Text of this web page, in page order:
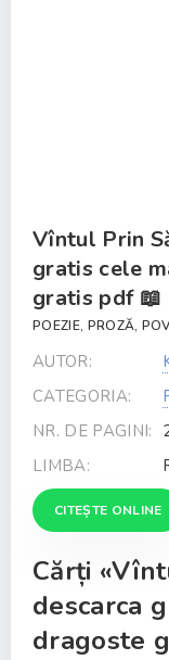
Vîntul Prin
gratis cele
gratis pdf 📖
POEZIE, PROZĂ,
AUTOR:
CATEGORIA:
NR. DE PAGINI:
LIMBA:
CITEȘTE ONLINE
Cărți
descarca
dragoste